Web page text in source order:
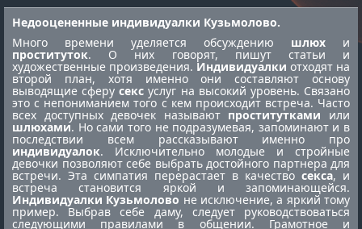
Недооцененные индивидуалки Кузьмолово.
Много времени уделяется обсуждению шлюх и
проституток. О них говорят, пишут статьи и
художественные произведения. Индивидуалки отходят на
второй план, хотя именно они составляют основу
выводящие сферусекс услуг на высокий уровень. Связано
это с непониманием того с кем происходит встреча. Часто
всех доступных девочек называют проститутками или
шлюхами. Но сами того не подразумевая, запоминают и в
последствии всем рассказывают именно про
индивидуалок. Исключительно молодые и стройные
девочки позволяют себе выбрать достойного партнера для
встречи. Эта симпатия перерастает в качество секса, и
встреча становится яркой и запоминающейся.
Индивидуалки Кузьмолово не исключение, а яркий тому
пример. Выбрав себе даму, следует руководствоваться
следующими правилами в общении. Грамотное и